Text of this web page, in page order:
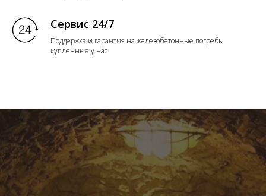
Сервис 24/7
Поддержка и гарантия на железобетонные погребы
купленные у нас.